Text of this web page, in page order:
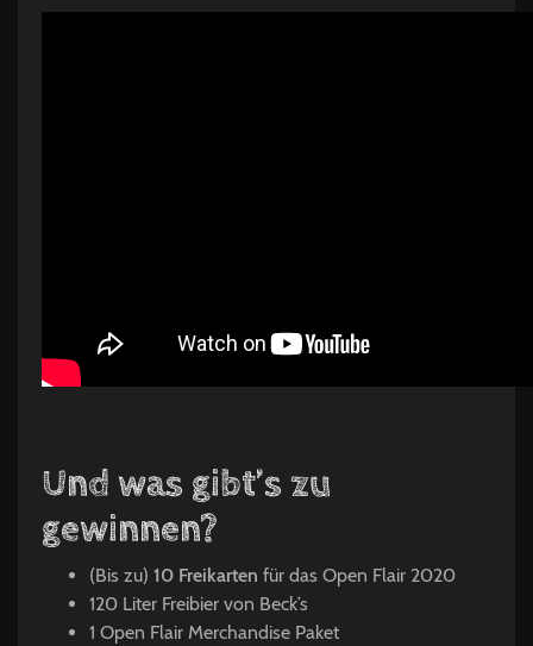
Und was gibt’s zu
gewinnen?
(Bis zu) 10 Freikarten für das Open Flair 2020
120 Liter Freibier von Beck’s
1 Open Flair Merchandise Paket